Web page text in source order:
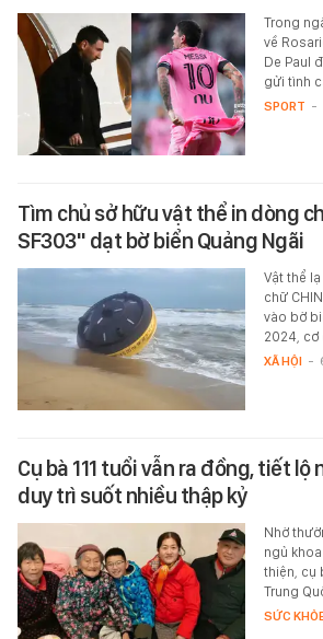
Trong
về
De Paul
gửi tình
SPORT -
Tìm chủ sở hữu vật thể in dòng
SF303" dạt bờ biển Quảng Ngãi
Vật thể
chữ
vào bờ
2024, cơ
XÃ HỘI -
Cụ bà 111 tuổi vẫn ra đồng, tiết
duy trì suốt nhiều thập kỷ
Nhờ
ngủ
thiện, cụ
Trung
SỨC